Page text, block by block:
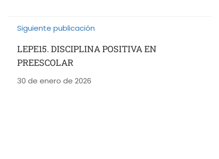
Siguiente publicación
LEPE15. DISCIPLINA POSITIVA EN
PREESCOLAR
30 de enero de 2026